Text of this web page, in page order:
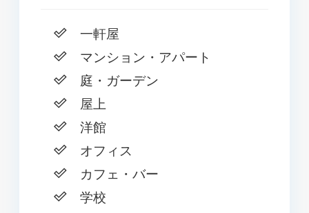
一軒屋
マンション・アパート
庭・ガーデン
屋上
洋館
オフィス
カフェ・バー
学校